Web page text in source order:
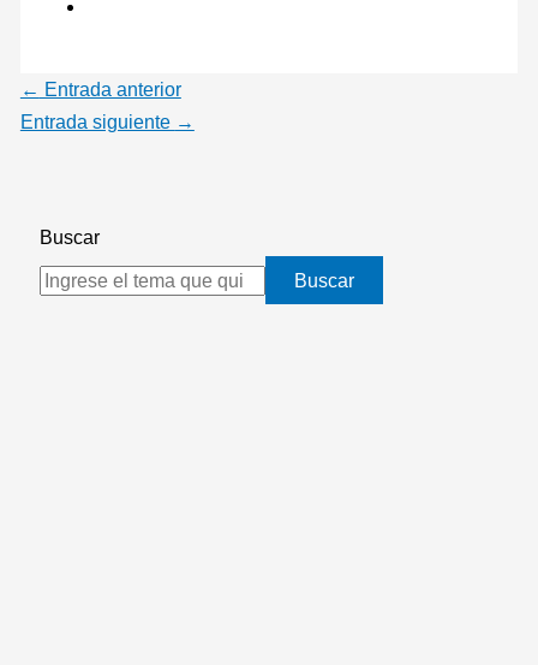
← Entrada anterior
Entrada siguiente →
Buscar
Buscar